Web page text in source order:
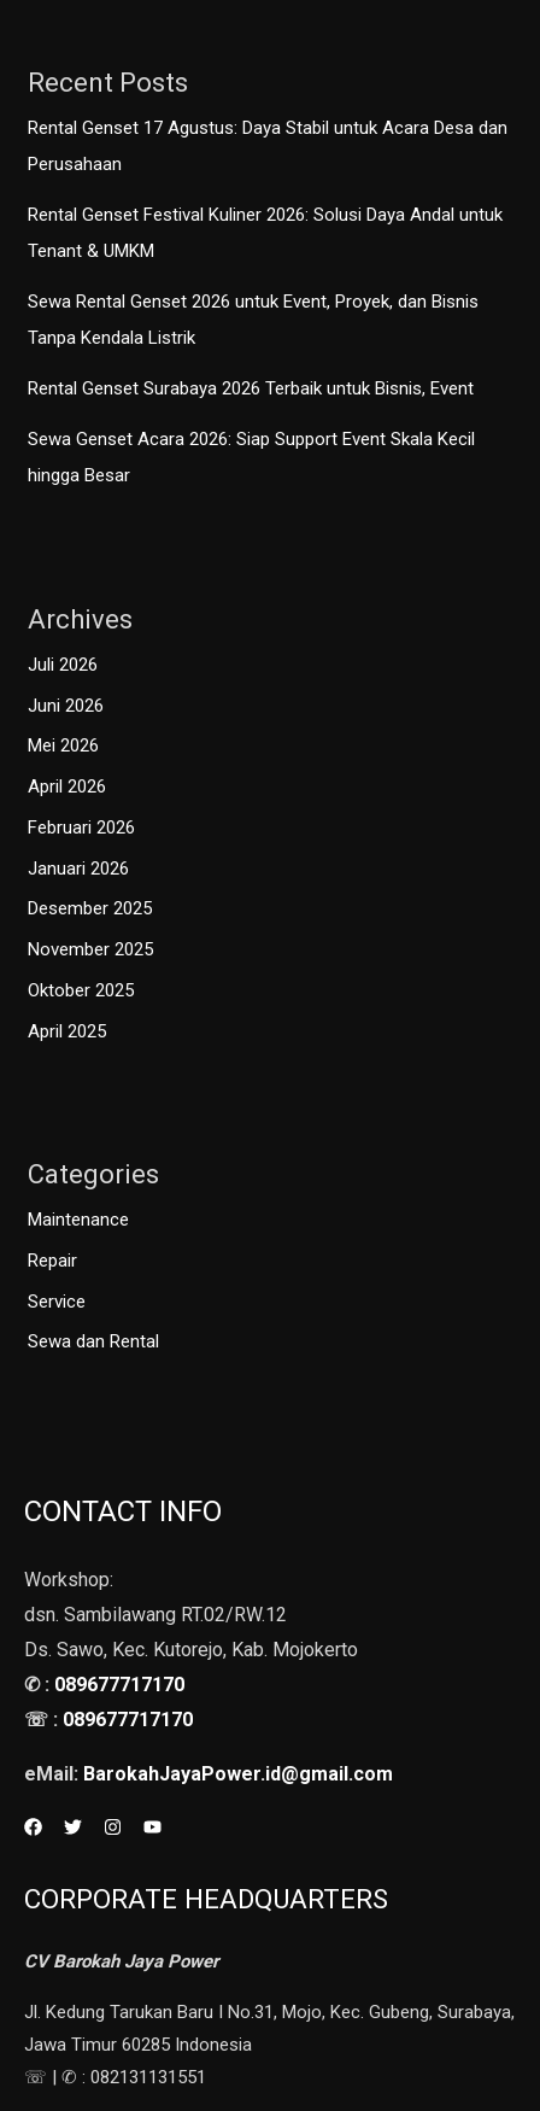
Recent Posts
Rental Genset 17 Agustus: Daya Stabil untuk Acara Desa dan
Perusahaan
Rental Genset Festival Kuliner 2026: Solusi Daya Andal untuk
Tenant & UMKM
Sewa Rental Genset 2026 untuk Event, Proyek, dan Bisnis
Tanpa Kendala Listrik
Rental Genset Surabaya 2026 Terbaik untuk Bisnis, Event
Sewa Genset Acara 2026: Siap Support Event Skala Kecil
hingga Besar
Archives
Juli 2026
Juni 2026
Mei 2026
April 2026
Februari 2026
Januari 2026
Desember 2025
November 2025
Oktober 2025
April 2025
Categories
Maintenance
Repair
Service
Sewa dan Rental
CONTACT INFO
Workshop:
dsn. Sambilawang RT.02/RW.12
Ds. Sawo, Kec. Kutorejo, Kab. Mojokerto
✆ : 089677717170
☏ : 089677717170
eMail: BarokahJayaPower.id@gmail.com
CORPORATE HEADQUARTERS
CV Barokah Jaya Power
Jl. Kedung Tarukan Baru I No.31, Mojo, Kec. Gubeng, Surabaya,
Jawa Timur 60285 Indonesia
☏ | ✆ : 082131131551